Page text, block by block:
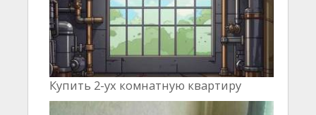
Купить 2-ух комнатную квартиру